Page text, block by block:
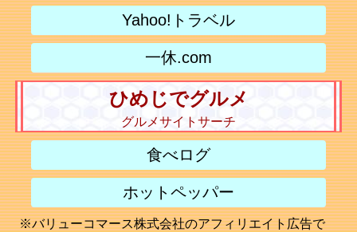
Yahoo!トラベル
一休.com
ひめじでグルメ
グルメサイトサーチ
食べログ
ホットペッパー
※バリューコマース株式会社のアフィリエイト広告で